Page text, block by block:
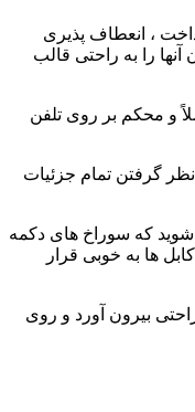
، انعطاف پذیری
آنها را به راحتی قالب
و محکم بر روی تلفن
گرفتن تمام جزئیات
شوید که سوراخ های دکمه
ها به خوبی قرار
بیرون آورد و روی